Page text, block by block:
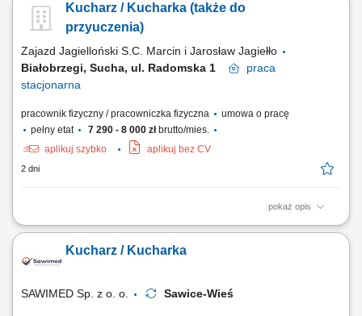
jakości, walorów smakowych oraz prezentacji wydawanych dań.
Bieżące zarządzanie stanem magazynowym oraz optymalizacja
Kucharz / Kucharka (także do
przyuczenia)
Zajazd Jagielloński S.C. Marcin i Jarosław Jagiełło
Białobrzegi, Sucha, ul. Radomska 1
praca
stacjonarna
pracownik fizyczny / pracowniczka fizyczna
umowa o pracę
pełny etat
7 290 - 8 000 złbrutto/mies.
aplikuj szybko
aplikuj bez CV
2 dni
pokaż opis
Opis stanowiska Aktywny udział w codziennym przygotowywaniu potraw
surowców oraz estetyczne serwowanie dań. Wsparcie w bieżących
pracach na zapleczu kuchennym oraz dbanie o porządek na
Kucharz / Kucharka
SAWIMED Sp. z o. o. Sawice-Wieś